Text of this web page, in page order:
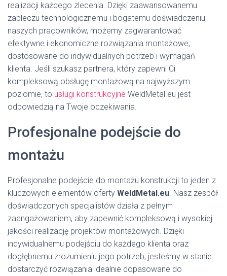
realizacji każdego zlecenia. Dzięki zaawansowanemu
zapleczu technologicznemu i bogatemu doświadczeniu
naszych pracowników, możemy zagwarantować
efektywne i ekonomiczne rozwiązania montażowe,
dostosowane do indywidualnych potrzeb i wymagań
klienta. Jeśli szukasz partnera, który zapewni Ci
kompleksową obsługę montażową na najwyższym
poziomie, to usługi konstrukcyjne WeldMetal.eu jest
odpowiedzią na Twoje oczekiwania.
Profesjonalne podejście do
montażu
Profesjonalne podejście do montażu konstrukcji to jeden z
kluczowych elementów oferty WeldMetal.eu. Nasz zespół
doświadczonych specjalistów działa z pełnym
zaangażowaniem, aby zapewnić kompleksową i wysokiej
jakości realizację projektów montażowych. Dzięki
indywidualnemu podejściu do każdego klienta oraz
dogłębnemu zrozumieniu jego potrzeb, jesteśmy w stanie
dostarczyć rozwiązania idealnie dopasowane do